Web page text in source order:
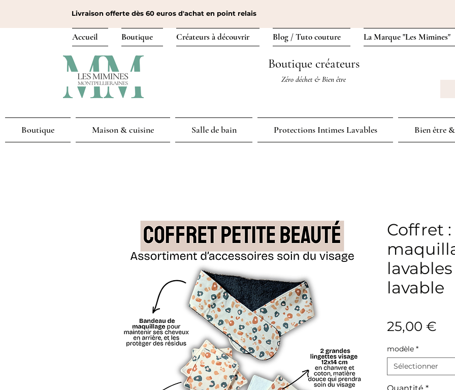
Livraison offerte dès 60 euros d'achat en point relais
Accueil Boutique Créateurs à découvrir Blog / Tuto couture La Marque "Les Mimines"
Boutique créateurs
Zéro déchet & Bien être
Boutique Maison & cuisine Salle de bain Protections Intimes Lavables Bien être
Coffret
lavable
25,00 €
modèle *
Sélectionner